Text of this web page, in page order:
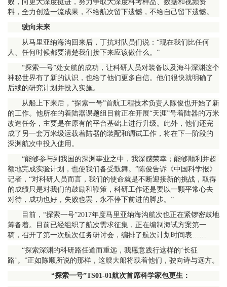
败，向更大深度挺进，努力争取大深度科考样品、数据和视频资
料，全力创造一流成果，不给航次留下遗憾，不给自己留下遗憾。
驶向未来
从马里亚纳海沟回来后，丁抗对队员们说：“现在我们比任何
人、任何时候都要清楚我们接下来应该做什么。”
“探索一号”处女航的成功，让科研人员对装备以及海斗深渊这个
神秘世界有了新的认识，也给了他们更多自信。他们很快就明确了
后续的研究计划并投入实施。
从船上下来后，“探索一号”首航工程技术负责人陈俊也开始了新
的工作。他所在的着陆器课题组目前正在开展“天涯”号着陆器的万米
改造任务，主要是在原有的平台基础上进行升级。此外，他们还完
成了另一套万米级运载着陆器的装配和调试工作，将在下一阶段的
深渊航次中投入使用。
“能够参与到我国的深渊事业之中，我深感荣幸；能够顺利并超
额地完成实验计划，也使我们备受鼓舞。”陈俊告诉《中国科学报》
记者，“对科研人员而言，我们的使命就是不断迎接新的挑战，取得
的成绩只是对我们的鼓励和鞭策，科研工作还是要以一颗平常心去
对待，成功也好，失败也罢，永不停下前进的脚步。”
目前，“探索一号”2017年度马里亚纳海沟航次也正在紧锣密鼓地
筹备着。目前已经组织了航次需求征集，正在编制海试方案第一
稿，召开了第一次航次任务研讨会，编排了航次计划时间表……
“探索深渊的科研路任道而重远，我愿意践行这样的‘长征
路’。”正如陈顺所说的那样，这艘大船将载着他们，驶向诗与远方。
“探索一号”TS01-01航次首席科学家包更生：